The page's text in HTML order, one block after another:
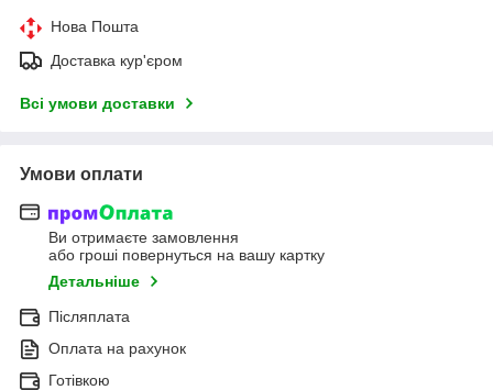
Нова Пошта
Доставка кур'єром
Всі умови доставки
Умови оплати
Ви отримаєте замовлення
або гроші повернуться на вашу картку
Детальніше
Післяплата
Оплата на рахунок
Готівкою